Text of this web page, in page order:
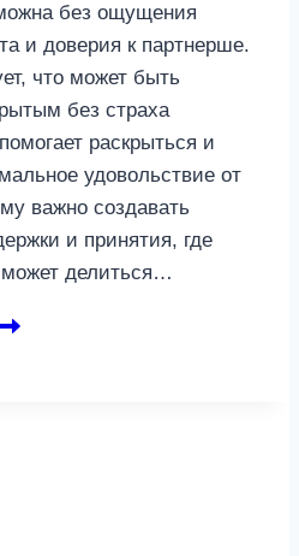
без ощущения
и доверия к партнерше.
что может быть
без страха
раскрыться и
удовольствие от
важно создавать
и принятия, где
делиться…